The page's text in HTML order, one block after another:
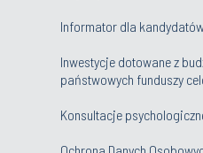
Informator dla
Inwestycje dotowane z
państwowych funduszy
Konsultacje